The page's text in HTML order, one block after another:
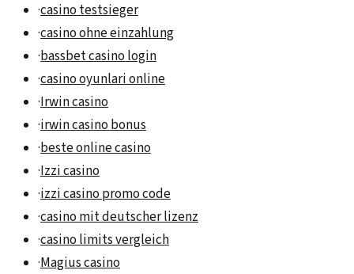
·casino testsieger
·casino ohne einzahlung
·bassbet casino login
·casino oyunlari online
·Irwin casino
·irwin casino bonus
·beste online casino
·Izzi casino
·izzi casino promo code
·casino mit deutscher lizenz
·casino limits vergleich
·Magius casino